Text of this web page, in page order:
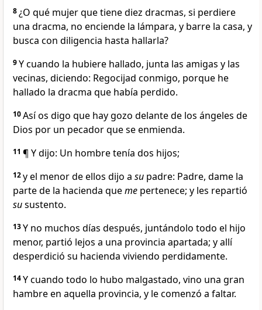
8¿O qué mujer que tiene diez dracmas, si perdiere
una dracma, no enciende la lámpara, y barre la casa, y
busca con diligencia hasta hallarla?
9Y cuando la hubiere hallado, junta las amigas y las
vecinas, diciendo: Regocijad conmigo, porque he
hallado la dracma que había perdido.
10Así os digo que hay gozo delante de los ángeles de
Dios por un pecador que se enmienda.
11 ¶ Y dijo: Un hombre tenía dos hijos;
12y el menor de ellos dijo a su padre: Padre, dame la
parte de la hacienda queme pertenece; y les repartió
susustento.
13Y no muchos días después, juntándolo todo el hijo
menor, partió lejos a una provincia apartada; y allí
desperdició su hacienda viviendo perdidamente.
14Y cuando todo lo hubo malgastado, vino una gran
hambre en aquella provincia, y le comenzó a faltar.